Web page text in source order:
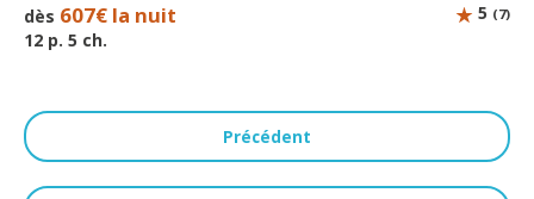
dès 607€ la nuit
12 p. 5 ch.
5 (7)
Précédent